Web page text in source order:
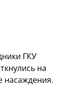
ГКУ
на
насаждения.